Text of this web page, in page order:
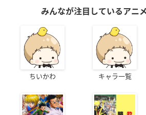
みんなが注目しているアニ
ちいかわ キャラ一覧